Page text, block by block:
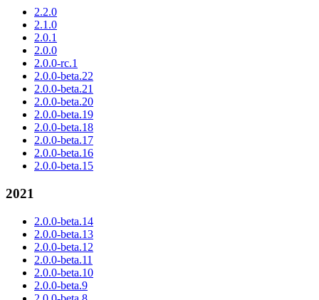
2.2.0
2.1.0
2.0.1
2.0.0
2.0.0-rc.1
2.0.0-beta.22
2.0.0-beta.21
2.0.0-beta.20
2.0.0-beta.19
2.0.0-beta.18
2.0.0-beta.17
2.0.0-beta.16
2.0.0-beta.15
2021
2.0.0-beta.14
2.0.0-beta.13
2.0.0-beta.12
2.0.0-beta.11
2.0.0-beta.10
2.0.0-beta.9